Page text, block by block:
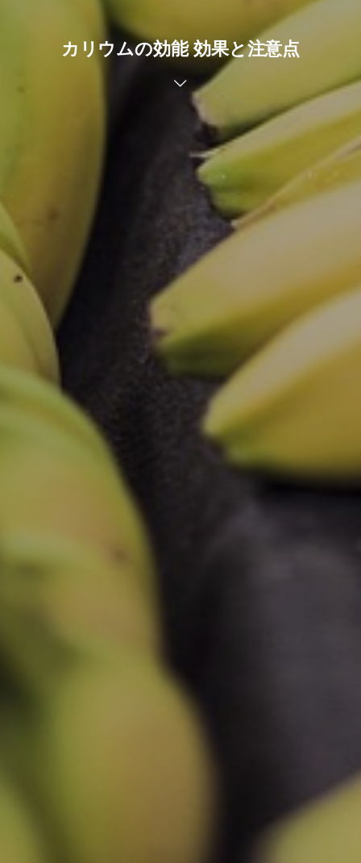
カリウムの効能 効果と注意点